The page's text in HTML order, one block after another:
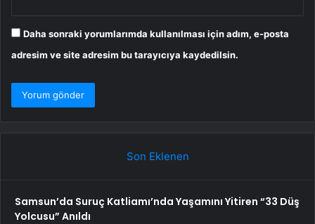
Daha sonraki yorumlarımda kullanılması için adım, e-posta
adresim ve site adresim bu tarayıcıya kaydedilsin.
Son Eklenen
Samsun’da Suruç Katliamı’nda Yaşamını Yitiren “33 Düş
Yolcusu” Anıldı